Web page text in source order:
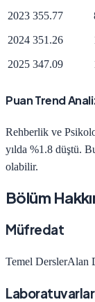
2023 355.77
2024 351.26
2025 347.09
Puan Trend
Rehberlik ve
yılda %1.8 düştü.
olabilir.
Bölüm
Müfredat
Temel DerslerAlan
Laboratuvarlar